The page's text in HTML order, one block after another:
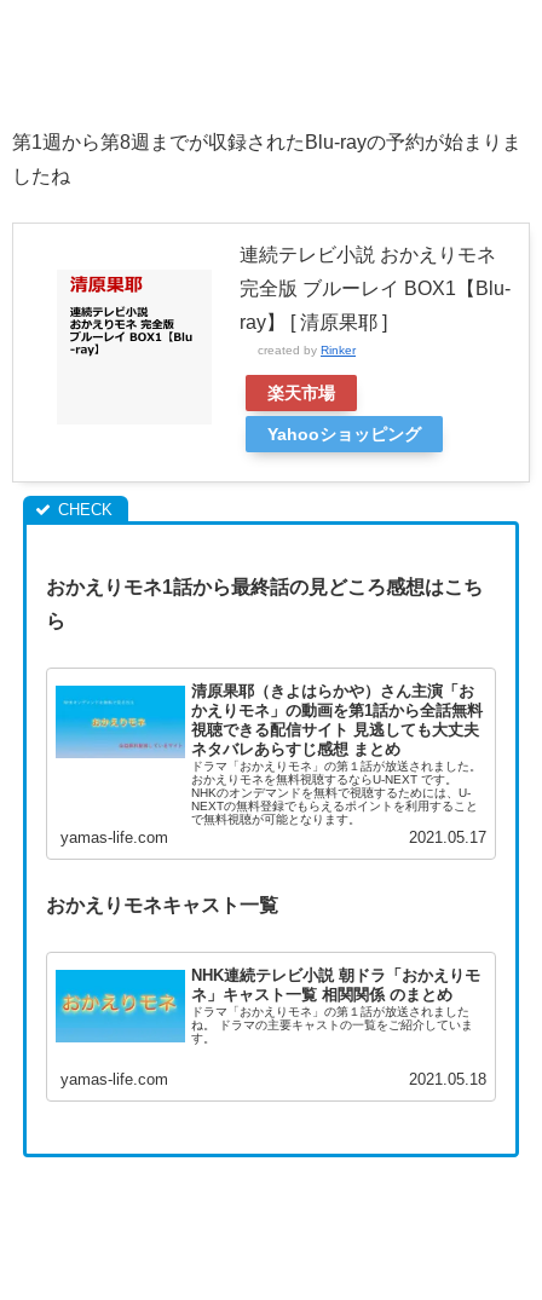
第1週から第8週までが収録されたBlu-rayの予約が始まりま
したね
連続テレビ小説 おかえりモネ
完全版 ブルーレイ BOX1【Blu-
ray】 [ 清原果耶 ]
created by Rinker
楽天市場
Yahooショッピング
おかえりモネ1話から最終話の見どころ感想はこち
ら
清原果耶（きよはらかや）さん主演「お
かえりモネ」の動画を第1話から全話無料
視聴できる配信サイト 見逃しても大丈夫
ネタバレあらすじ感想 まとめ
ドラマ「おかえりモネ」の第１話が放送されました。
おかえりモネを無料視聴するならU-NEXT です。
NHKのオンデマンドを無料で視聴するためには、U-
NEXTの無料登録でもらえるポイントを利用すること
で無料視聴が可能となります。
yamas-life.com 2021.05.17
おかえりモネキャスト一覧
NHK連続テレビ小説 朝ドラ「おかえりモ
ネ」キャスト一覧 相関関係 のまとめ
ドラマ「おかえりモネ」の第１話が放送されました
ね。 ドラマの主要キャストの一覧をご紹介していま
す。
yamas-life.com 2021.05.18